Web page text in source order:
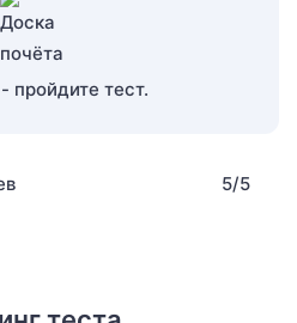
пройдите тест.
5/5